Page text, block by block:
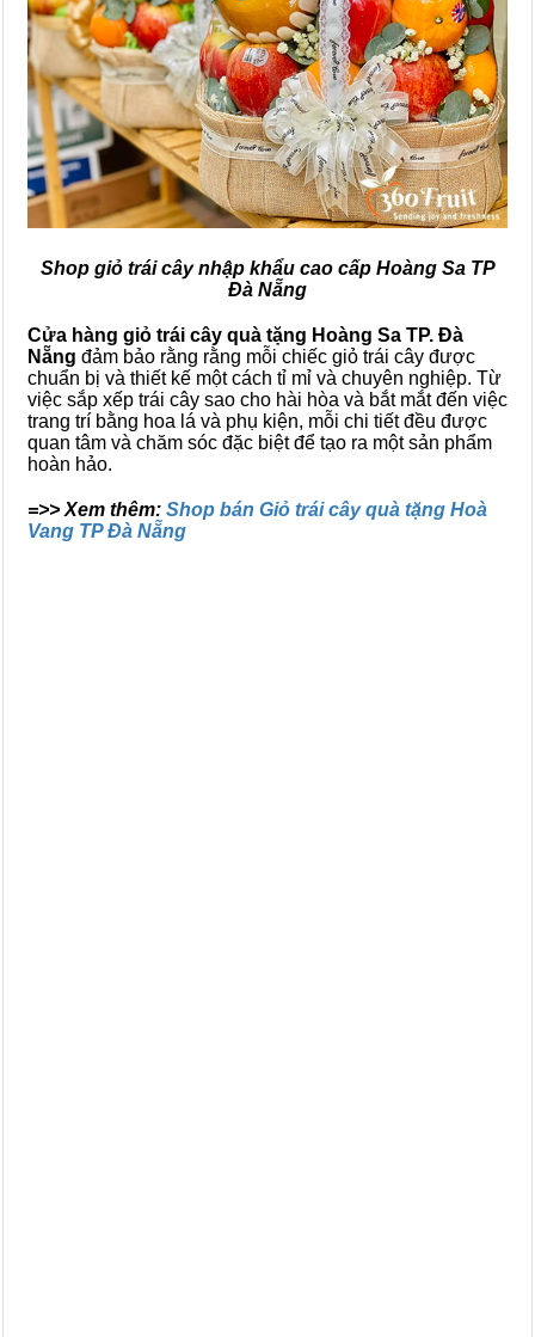
Shop giỏ trái cây nhập khẩu cao cấp Hoàng Sa TP
Đà Nẵng
Cửa hàng giỏ trái cây quà tặng Hoàng Sa TP. Đà
Nẵng đảm bảo rằng rằng mỗi chiếc giỏ trái cây được
chuẩn bị và thiết kế một cách tỉ mỉ và chuyên nghiệp. Từ
việc sắp xếp trái cây sao cho hài hòa và bắt mắt đến việc
trang trí bằng hoa lá và phụ kiện, mỗi chi tiết đều được
quan tâm và chăm sóc đặc biệt để tạo ra một sản phẩm
hoàn hảo.
=>> Xem thêm: Shop bán Giỏ trái cây quà tặng Hoà
Vang TP Đà Nẵng